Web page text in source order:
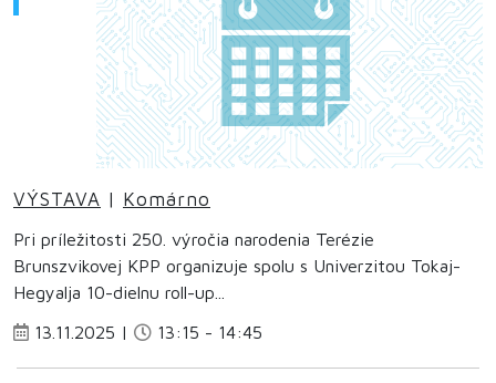
VÝSTAVA | Komárno
Pri príležitosti 250. výročia narodenia Terézie
Brunszvikovej KPP organizuje spolu s Univerzitou Tokaj-
Hegyalja 10-dielnu roll-up...
13.11.2025 |
13:15 - 14:45